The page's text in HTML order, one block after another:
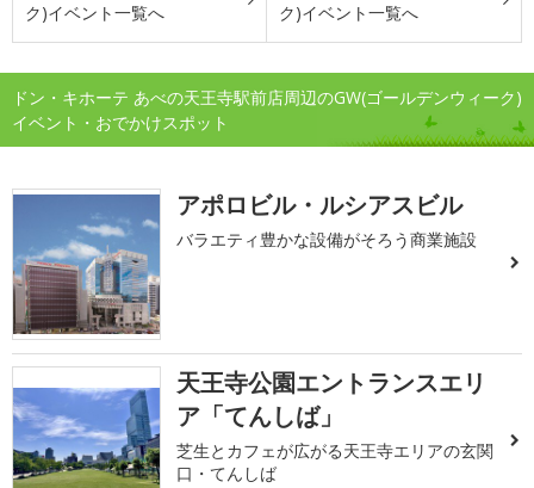
ク)イベント一覧へ
ク)イベント一覧へ
ドン・キホーテ あべの天王寺駅前店周辺のGW(ゴールデンウィーク)
イベント・おでかけスポット
アポロビル・ルシアスビル
バラエティ豊かな設備がそろう商業施設
天王寺公園エントランスエリ
ア「てんしば」
芝生とカフェが広がる天王寺エリアの玄関
口・てんしば